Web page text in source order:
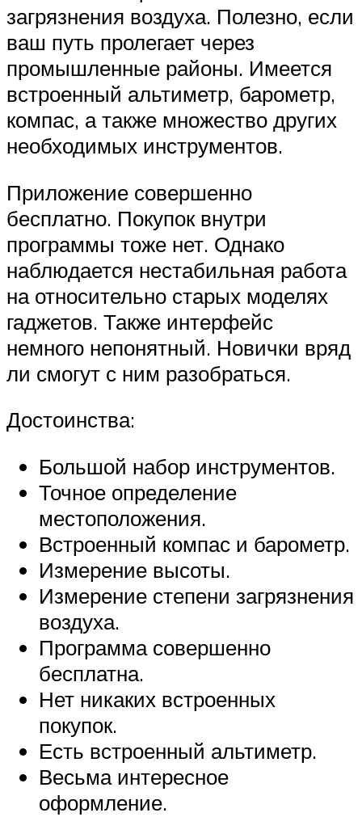
загрязнения воздуха. Полезно, если
ваш путь пролегает через
промышленные районы. Имеется
встроенный альтиметр, барометр,
компас, а также множество других
необходимых инструментов.
Приложение совершенно
бесплатно. Покупок внутри
программы тоже нет. Однако
наблюдается нестабильная работа
на относительно старых моделях
гаджетов. Также интерфейс
немного непонятный. Новички вряд
ли смогут с ним разобраться.
Достоинства:
Большой набор инструментов.
Точное определение
местоположения.
Встроенный компас и барометр.
Измерение высоты.
Измерение степени загрязнения
воздуха.
Программа совершенно
бесплатна.
Нет никаких встроенных
покупок.
Есть встроенный альтиметр.
Весьма интересное
оформление.